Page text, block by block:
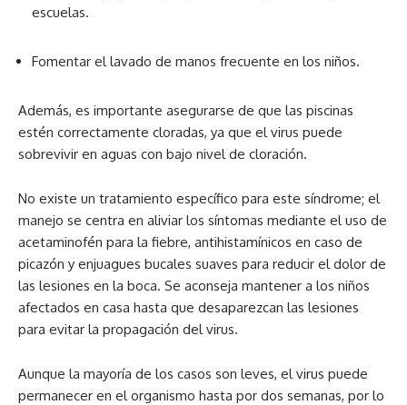
escuelas.
Fomentar el lavado de manos frecuente en los niños.
Además, es importante asegurarse de que las piscinas
estén correctamente cloradas, ya que el virus puede
sobrevivir en aguas con bajo nivel de cloración.
No existe un tratamiento específico para este síndrome; el
manejo se centra en aliviar los síntomas mediante el uso de
acetaminofén para la fiebre, antihistamínicos en caso de
picazón y enjuagues bucales suaves para reducir el dolor de
las lesiones en la boca. Se aconseja mantener a los niños
afectados en casa hasta que desaparezcan las lesiones
para evitar la propagación del virus.
Aunque la mayoría de los casos son leves, el virus puede
permanecer en el organismo hasta por dos semanas, por lo